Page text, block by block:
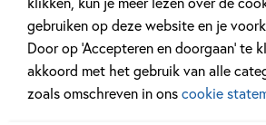
gebruiken op deze website en je
Door op ‘Accepteren en doorgaan’ te
akkoord met het gebruik van alle
zoals omschreven in onscookie
Ik leer lezen met Zwijsen
35 delen